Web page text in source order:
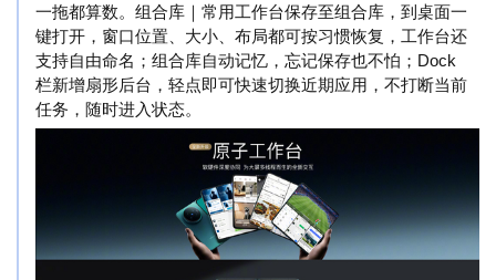
一拖都算数。组合库｜常用工作台保存至组合库，到桌面一
键打开，窗口位置、大小、布局都可按习惯恢复，工作台还
支持自由命名；组合库自动记忆，忘记保存也不怕；Dock
栏新增扇形后台，轻点即可快速切换近期应用，不打断当前
任务，随时进入状态。